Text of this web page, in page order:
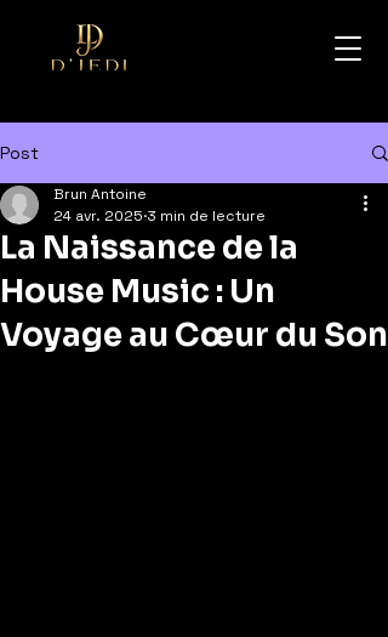
Post
La Naissance de la
House Music : Un
Voyage au Cœur du Son
Brun Antoine
24 avr. 2025 3 min de lecture